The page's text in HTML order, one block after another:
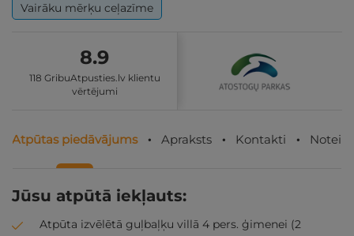
Vairāku mērķu ceļazīme
8.9
118 GribuAtpusties.lv klientu
vērtējumi
Atpūtas piedāvājums Apraksts Kontakti
Jūsu atpūtā iekļauts:
Atpūta izvēlētā guļbaļķu villā 4 pers. ģimenei (2